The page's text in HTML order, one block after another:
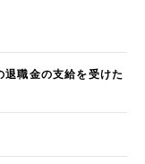
職金の支給を受けた